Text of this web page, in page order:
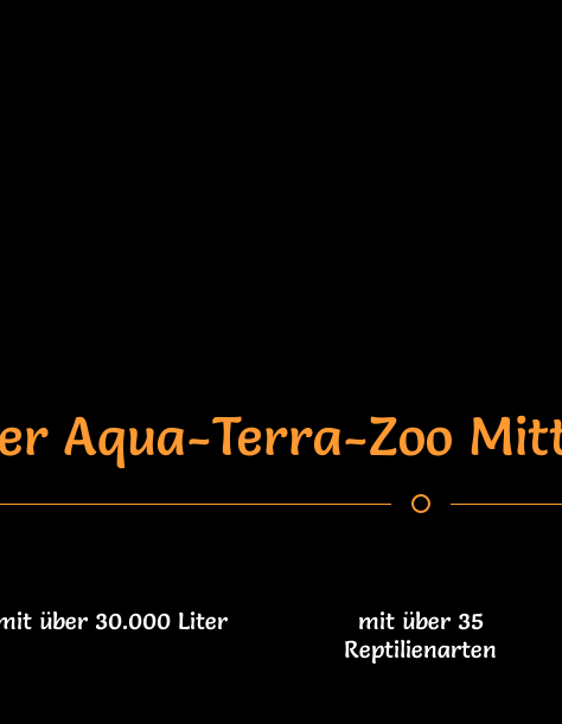
Aqua-Terra-Zoo
über 30.000 Liter
mit über 35
Reptilienarten